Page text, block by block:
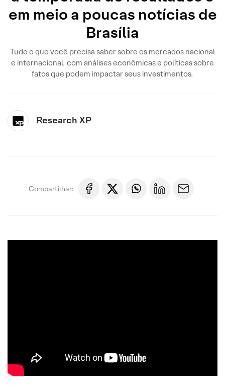
em meio a poucas notícias de
Brasília
Tudo o que você precisa saber sobre os mercados nacional
e internacional, com análises econômicas e políticas sobre
fatos que podem impactar seus investimentos.
Research XP
Compartilhar: